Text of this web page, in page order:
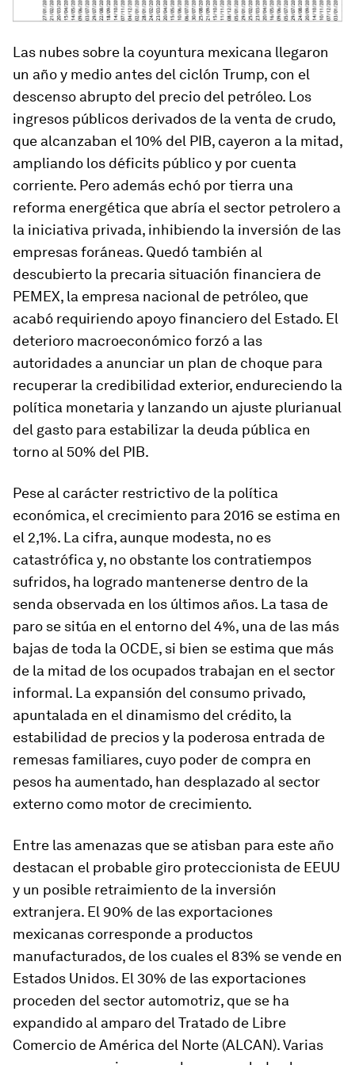
Las nubes sobre la coyuntura mexicana llegaron
un año y medio antes del ciclón Trump, con el
descenso abrupto del precio del petróleo. Los
ingresos públicos derivados de la venta de crudo,
que alcanzaban el 10% del PIB, cayeron a la mitad,
ampliando los déficits público y por cuenta
corriente. Pero además echó por tierra una
reforma energética que abría el sector petrolero a
la iniciativa privada, inhibiendo la inversión de las
empresas foráneas. Quedó también al
descubierto la precaria situación financiera de
PEMEX, la empresa nacional de petróleo, que
acabó requiriendo apoyo financiero del Estado. El
deterioro macroeconómico forzó a las
autoridades a anunciar un plan de choque para
recuperar la credibilidad exterior, endureciendo la
política monetaria y lanzando un ajuste plurianual
del gasto para estabilizar la deuda pública en
torno al 50% del PIB.
Pese al carácter restrictivo de la política
económica, el crecimiento para 2016 se estima en
el 2,1%. La cifra, aunque modesta, no es
catastrófica y, no obstante los contratiempos
sufridos, ha logrado mantenerse dentro de la
senda observada en los últimos años. La tasa de
paro se sitúa en el entorno del 4%, una de las más
bajas de toda la OCDE, si bien se estima que más
de la mitad de los ocupados trabajan en el sector
informal. La expansión del consumo privado,
apuntalada en el dinamismo del crédito, la
estabilidad de precios y la poderosa entrada de
remesas familiares, cuyo poder de compra en
pesos ha aumentado, han desplazado al sector
externo como motor de crecimiento.
Entre las amenazas que se atisban para este año
destacan el probable giro proteccionista de EEUU
y un posible retraimiento de la inversión
extranjera. El 90% de las exportaciones
mexicanas corresponde a productos
manufacturados, de los cuales el 83% se vende en
Estados Unidos. El 30% de las exportaciones
proceden del sector automotriz, que se ha
expandido al amparo del Tratado de Libre
Comercio de América del Norte (ALCAN). Varias